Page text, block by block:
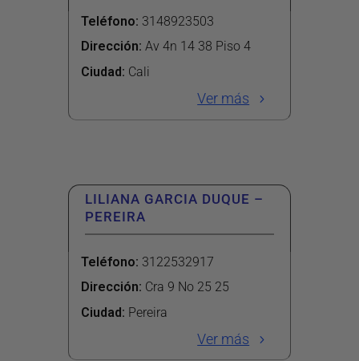
Teléfono: 3148923503
Dirección: Av 4n 14 38 Piso 4
Ciudad: Cali
Ver más
LILIANA GARCIA DUQUE –
PEREIRA
Teléfono: 3122532917
Dirección: Cra 9 No 25 25
Ciudad: Pereira
Ver más